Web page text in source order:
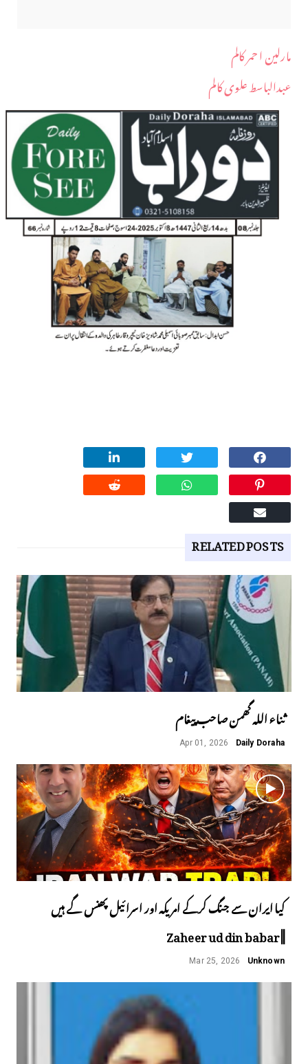
مارلین ا حمر کالم
عبدالباسط علوی کالم
RELATED POSTS
ثناء اللہ گھمن صاحب پیغام
Daily Doraha
Apr 01, 2026
کیا ایران سے جنگ کرکے امریکہ اور اسرائیل پھنس گے ہیں
||Zaheer ud din babar
Unknown
Mar 25, 2026